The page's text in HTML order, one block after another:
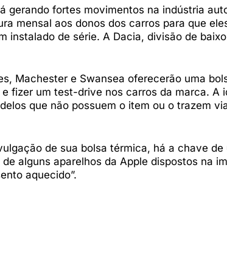
gerando fortes movimentos na indústria
mensal aos donos dos carros para que
instalado de série. A Dacia, divisão de
Machester e Swansea oferecerão uma
fizer um test-drive nos carros da marca. A
que não possuem o item ou o trazem
de sua bolsa térmica, há a chave de
alguns aparelhos da Apple dispostos na
aquecido”.